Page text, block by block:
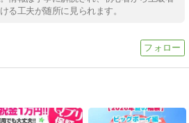
る工夫が随所に見られます。